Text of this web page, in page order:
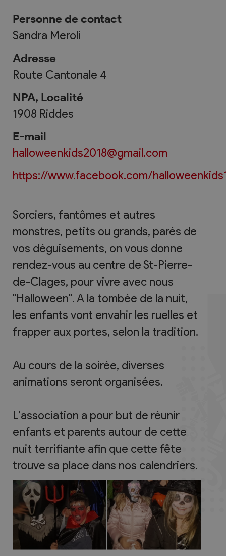
Personne de contact
Sandra Meroli
Adresse
Route Cantonale 4
NPA, Localité
1908 Riddes
E-mail
halloweenkids2018@gmail.com
https://www.facebook.com/
Sorciers, fantômes et autres
monstres, petits ou grands, parés de
vos déguisements, on vous donne
rendez-vous au centre de St-Pierre-
de-Clages, pour vivre avec nous
"Halloween". A la tombée de la nuit,
les enfants vont envahir les ruelles et
frapper aux portes, selon la tradition.
Au cours de la soirée, diverses
animations seront organisées.
L’association a pour but de réunir
enfants et parents autour de cette
nuit terrifiante afin que cette fête
trouve sa place dans nos calendriers.